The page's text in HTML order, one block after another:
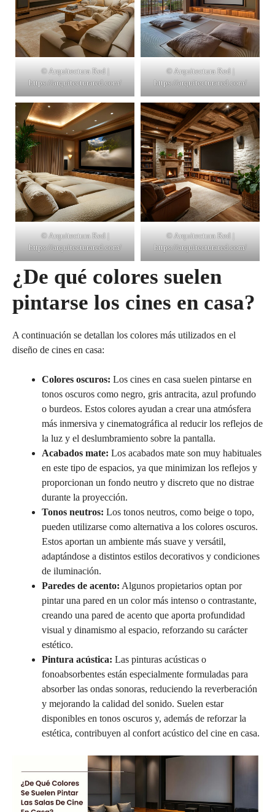
© Arquitectura Red |
https://arquitecturared.com/
© Arquitectura Red |
https://arquitecturared.com/
© Arquitectura Red |
https://arquitecturared.com/
© Arquitectura Red |
https://arquitecturared.com/
¿De qué colores suelen
pintarse los cines en casa?
A continuación se detallan los colores más utilizados en el
diseño de cines en casa:
Colores oscuros: Los cines en casa suelen pintarse en
tonos oscuros como negro, gris antracita, azul profundo
o burdeos. Estos colores ayudan a crear una atmósfera
más inmersiva y cinematográfica al reducir los reflejos de
la luz y el deslumbramiento sobre la pantalla.
Acabados mate: Los acabados mate son muy habituales
en este tipo de espacios, ya que minimizan los reflejos y
proporcionan un fondo neutro y discreto que no distrae
durante la proyección.
Tonos neutros: Los tonos neutros, como beige o topo,
pueden utilizarse como alternativa a los colores oscuros.
Estos aportan un ambiente más suave y versátil,
adaptándose a distintos estilos decorativos y condiciones
de iluminación.
Paredes de acento: Algunos propietarios optan por
pintar una pared en un color más intenso o contrastante,
creando una pared de acento que aporta profundidad
visual y dinamismo al espacio, reforzando su carácter
estético.
Pintura acústica: Las pinturas acústicas o
fonoabsorbentes están especialmente formuladas para
absorber las ondas sonoras, reduciendo la reverberación
y mejorando la calidad del sonido. Suelen estar
disponibles en tonos oscuros y, además de reforzar la
estética, contribuyen al confort acústico del cine en casa.